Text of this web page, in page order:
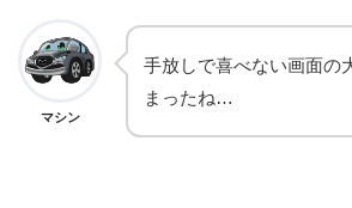
マシン
手放しで喜べない画面の
まったね…